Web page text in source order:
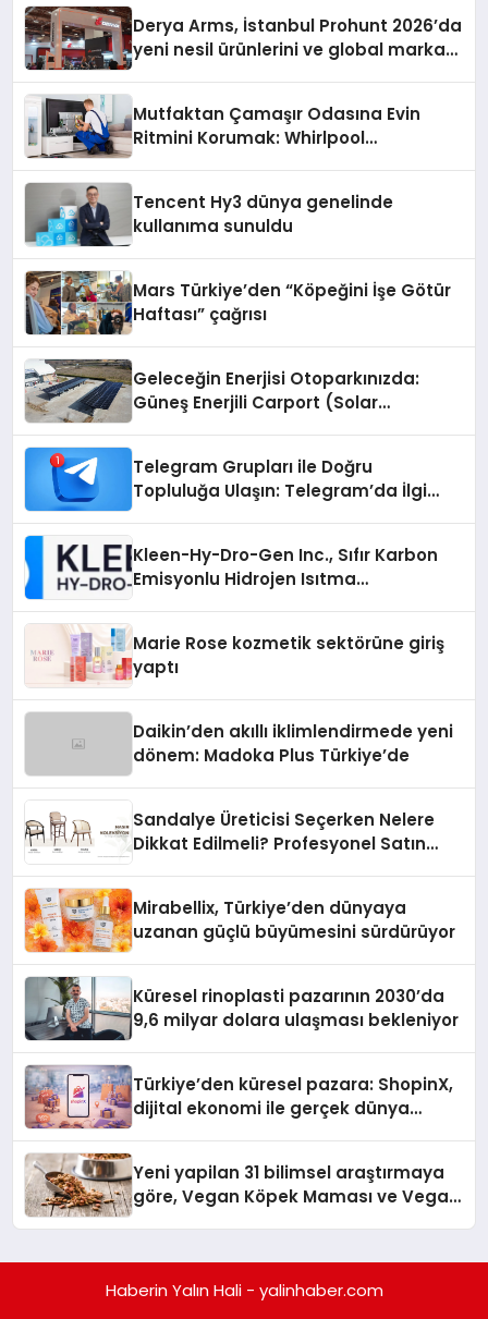
Derya Arms, İstanbul Prohunt 2026’da
yeni nesil ürünlerini ve global marka
Mutfaktan Çamaşır Odasına Evin
Ritmini Korumak: Whirlpool
Tencent Hy3 dünya genelinde
kullanıma sunuldu
Mars Türkiye’den “Köpeğini İşe Götür
Haftası” çağrısı
Geleceğin Enerjisi Otoparkınızda:
Güneş Enerjili Carport (Solar
Telegram Grupları ile Doğru
Topluluğa Ulaşın: Telegram’da İlgi
Kleen-Hy-Dro-Gen Inc., Sıfır Karbon
Emisyonlu Hidrojen Isıtma
Marie Rose kozmetik sektörüne giriş
yaptı
Daikin’den akıllı iklimlendirmede yeni
dönem: Madoka Plus Türkiye’de
Sandalye Üreticisi Seçerken Nelere
Dikkat Edilmeli? Profesyonel Satın
Mirabellix, Türkiye’den dünyaya
uzanan güçlü büyümesini sürdürüyor
Küresel rinoplasti pazarının 2030’da
9,6 milyar dolara ulaşması bekleniyor
Türkiye’den küresel pazara: ShopinX,
dijital ekonomi ile gerçek dünya
Yeni yapilan 31 bilimsel araştırmaya
göre, Vegan Köpek Maması ve Vegan
Haberin Yalın Hali - yalinhaber.com